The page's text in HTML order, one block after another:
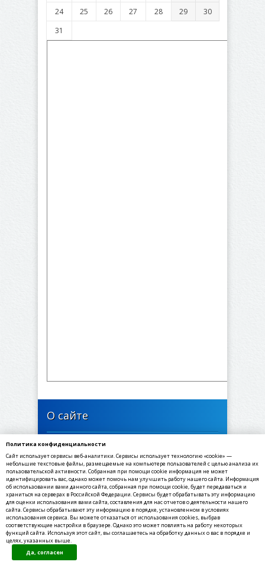
24
25 26 27 28 29
30
31
О сайте
446637, Самарская область, Богатовский район,
село Арзамасцевка, Школьная улица, 24
✉ E-mail: arzamasevka@yandex.ru
☎ Телефон: 8(84666) 3-91-67
☏ Факс: 8(84666) 3-91-69
©2020-2021, МКУ Администрация сельского
поселения Арзамасцевка муниципального
Политика конфиденциальности
Сайт использует сервисы веб-аналитики. Сервисы использует технологию «cookie» —
небольшие текстовые файлы, размещаемые на компьютере пользователей с целью анализа их
пользовательской активности. Собранная при помощи cookie информация не может
идентифицировать вас, однако может помочь нам улучшить работу нашего сайта. Информация
об использовании вами данного сайта, собранная при помощи cookie, будет передаваться и
храниться на серверах в Российской Федерации. Сервисы будет обрабатывать эту информацию
для оценки использования вами сайта, составления для нас отчетов о деятельности нашего
сайта. Сервисы обрабатывают эту информацию в порядке, установленном в условиях
использования сервиса. Вы можете отказаться от использования cookies, выбрав
соответствующие настройки в браузере. Однако это может повлиять на работу некоторых
функций сайта. Используя этот сайт, вы соглашаетесь на обработку данных о вас в порядке и
целях, указанных выше.
Да, согласен